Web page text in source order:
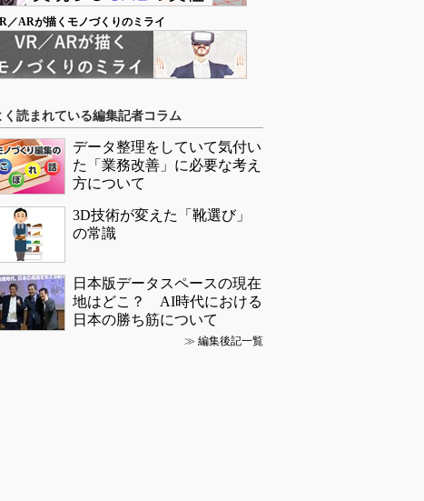
／ARが描くモノづくりのミライ
く読まれている編集記者コラム
データ整理をしていて気付い
た「業務改善」に必要な考え
方について
3D技術が変えた「靴選び」
の常識
日本版データスペースの現在
地はどこ？ AI時代における
日本の勝ち筋について
≫ 編集後記一覧